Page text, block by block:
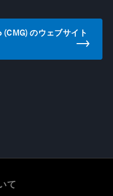
のウェブサイト
て